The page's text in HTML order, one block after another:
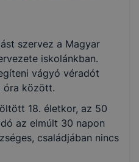
szervez a Magyar
iskolánkban.
vágyó véradót
óra között.
18. életkor, az 50
az elmúlt 30 napon
családjában nincs